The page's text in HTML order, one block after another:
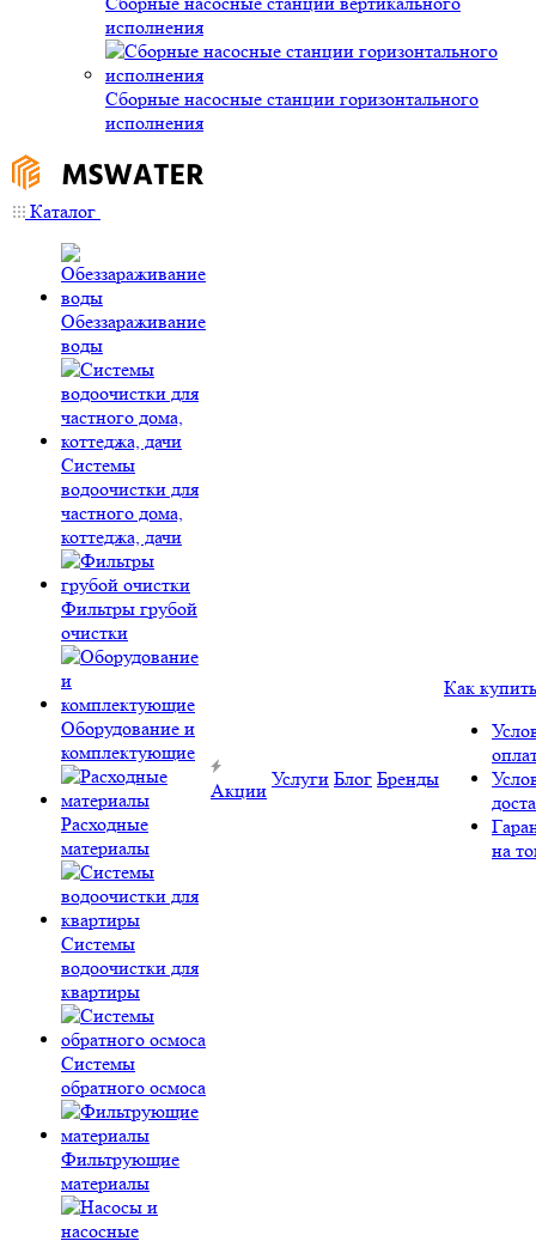
исполнения
Сборные насосные станции горизонтального
исполнения
Каталог
Обеззараживание
воды
Системы
водоочистки для
частного дома,
коттеджа, дачи
Фильтры грубой
очистки
Оборудование и
комплектующие
Расходные
материалы
Системы
водоочистки для
квартиры
Системы
обратного осмоса
Фильтрующие
материалы
Акции
Услуги Блог Бренды
Как купить
на